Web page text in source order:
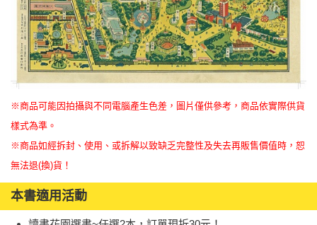
※商品可能因拍攝與不同電腦產生色差，圖片僅供參考，商品依實際供貨
樣式為準。
※商品如經拆封、使用、或拆解以致缺乏完整性及失去再販售價值時，恕
無法退(換)貨！
本書適用活動